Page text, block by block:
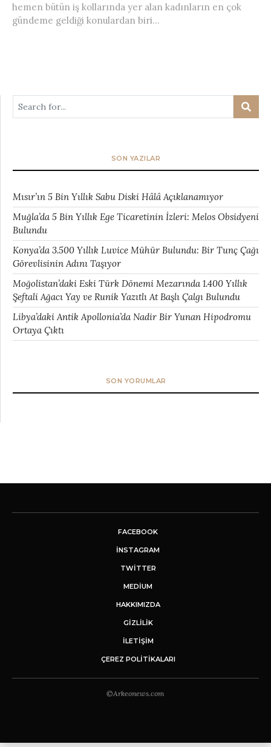
hemen bütün iş kollarında yer alan kadınların en çok
gündeme geldiği konulardan biri...
SON YAZILAR
Mısır’ın 5 Bin Yıllık Sabu Diski Hâlâ Açıklanamıyor
Muğla’da 5 Bin Yıllık Ege Ticaretinin İzleri: Melos Obsidyeni
Bulundu
Konya’da 3.500 Yıllık Luvice Mühür Bulundu: Bir Tunç Çağı
Görevlisinin Adını Taşıyor
Moğolistan’daki Eski Türk Dönemi Mezarında 1.400 Yıllık
Şeftali Ağacı Yay ve Runik Yazıtlı At Başlı Çalgı Bulundu
Libya’daki Antik Apollonia’da Nadir Bir Yunan Hipodromu
Ortaya Çıktı
SON YORUMLAR
FACEBOOK
INSTAGRAM
TWITTER
MEDIUM
HAKKIMIZDA
GİZLİLİK
İLETIŞIM
ÇEREZ POLITIKALARI
©Arkeonews.com